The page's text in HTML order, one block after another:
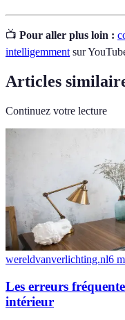
📺 Pour aller plus loin :
intelligemment sur
Articles
Continuez votre lecture
wereldvanverlichting.nl6
Les erreurs
intérieur